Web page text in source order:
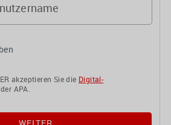
akzeptieren Sie die Digital-
der APA.